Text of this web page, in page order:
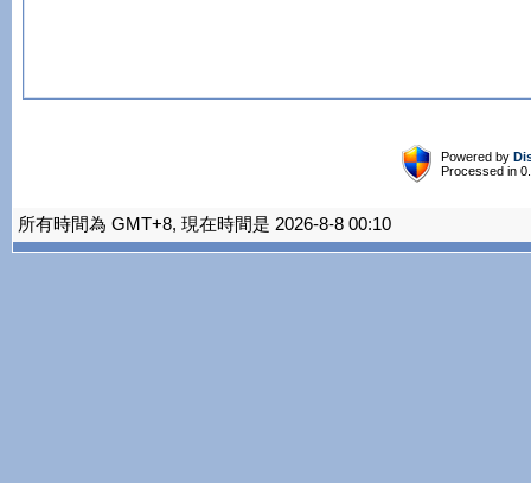
Powered by
Processed in
所有時間為 GMT+8, 現在時間是 2026-8-8 00:10